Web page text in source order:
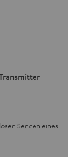
Senden eines